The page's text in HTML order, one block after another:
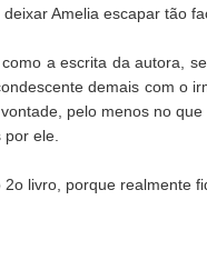
Amelia escapar tão
a escrita da autora,
demais com o
pelo menos no
por ele.
livro, porque realmente